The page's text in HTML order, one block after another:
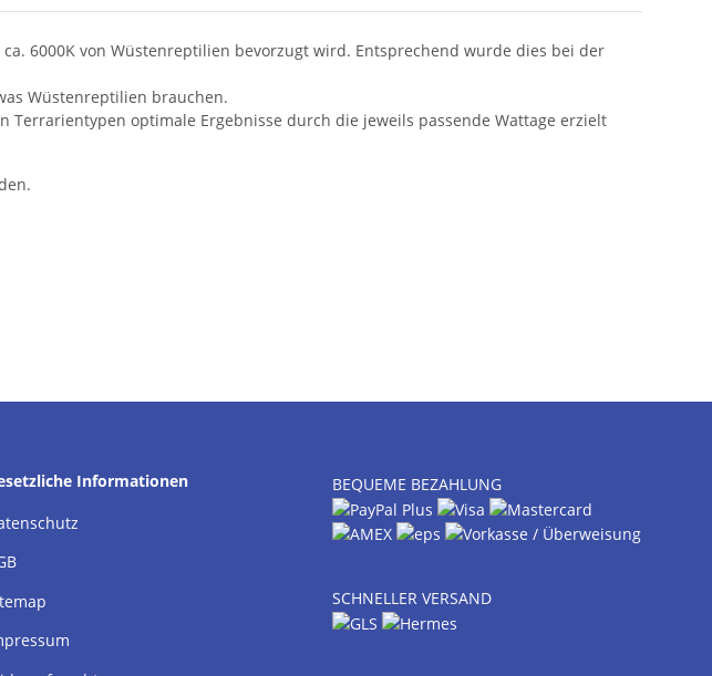
6000K von Wüstenreptilien bevorzugt wird. Entsprechend wurde dies bei der
Wüstenreptilien brauchen.
optimale Ergebnisse durch die jeweils passende Wattage erzielt
Informationen BEQUEME BEZAHLUNG
SCHNELLER VERSAND